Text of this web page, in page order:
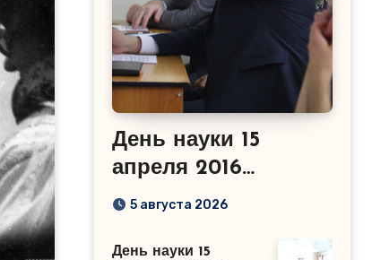
День науки 15
апреля 2016
год.Сабиров Р.М.
5 августа 2026
День науки 15